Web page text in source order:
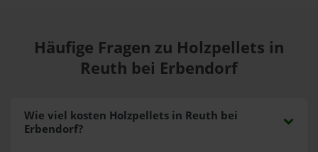
Häufige Fragen zu Holzpellets in
Reuth bei Erbendorf
Wie viel kosten Holzpellets in Reuth bei
Erbendorf?